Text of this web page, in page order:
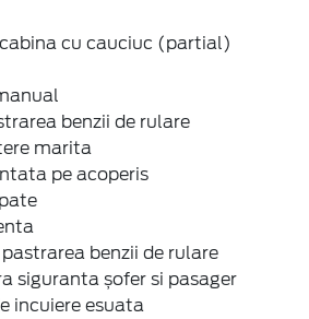
cu cauciuc (partial)
benzii de rulare
marita
pe acoperis
benzii de rulare
siguranta șofer si pasager
incuiere esuata